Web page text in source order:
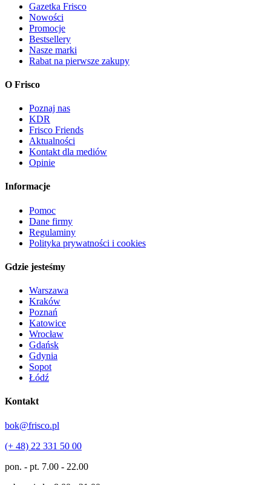
Gazetka Frisco
Nowości
Promocje
Bestsellery
Nasze marki
Rabat na pierwsze zakupy
O Frisco
Poznaj nas
KDR
Frisco Friends
Aktualności
Kontakt dla mediów
Opinie
Informacje
Pomoc
Dane firmy
Regulaminy
Polityka prywatności i cookies
Gdzie jesteśmy
Warszawa
Kraków
Poznań
Katowice
Wrocław
Gdańsk
Gdynia
Sopot
Łódź
Kontakt
bok@frisco.pl
(+ 48) 22 331 50 00
pon. - pt. 7.00 - 22.00